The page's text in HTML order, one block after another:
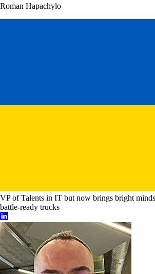
Roman Hapachylo
VP of Talents in IT but now brings bright
battle-ready trucks